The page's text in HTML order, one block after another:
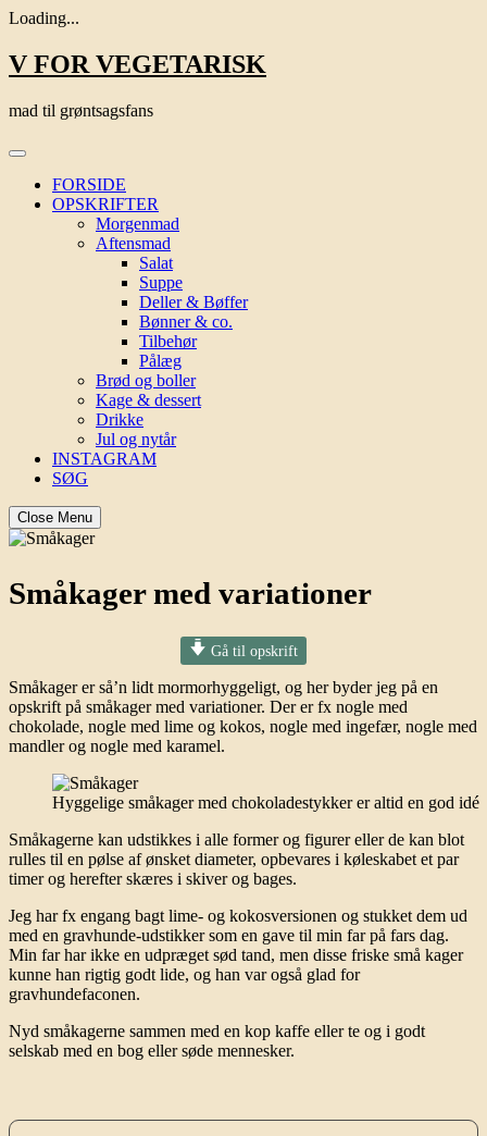
Loading...
Skip
to
V FOR VEGETARISK
mad til grøntsagsfans
FORSIDE
OPSKRIFTER
Morgenmad
Aftensmad
Salat
Suppe
Deller & Bøffer
Bønner & co.
Tilbehør
Pålæg
Brød og boller
Kage & dessert
Drikke
Jul og nytår
INSTAGRAM
SØG
Close Menu
Småkager med variationer
Gå til opskrift
Småkager er så’n lidt mormorhyggeligt, og her byder jeg på en
opskrift på småkager med variationer. Der er fx nogle med
chokolade, nogle med lime og kokos, nogle med ingefær, nogle med
mandler og nogle med karamel.
Hyggelige småkager med chokoladestykker er altid en god idé
Småkagerne kan udstikkes i alle former og figurer eller de kan blot
rulles til en pølse af ønsket diameter, opbevares i køleskabet et par
timer og herefter skæres i skiver og bages.
Jeg har fx engang bagt lime- og kokosversionen og stukket dem ud
med en gravhunde-udstikker som en gave til min far på fars dag.
Min far har ikke en udpræget sød tand, men disse friske små kager
kunne han rigtig godt lide, og han var også glad for
gravhundefaconen.
Nyd småkagerne sammen med en kop kaffe eller te og i godt
selskab med en bog eller søde mennesker.